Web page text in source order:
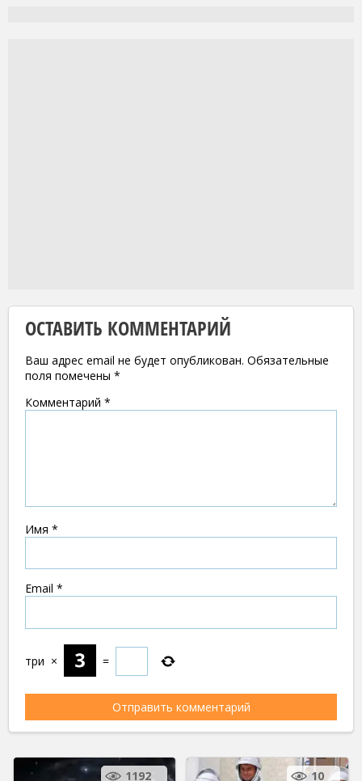
ОСТАВИТЬ КОММЕНТАРИЙ
Ваш адрес email не будет опубликован. Обязательные
поля помечены *
Комментарий *
Имя *
Email *
три × =
1192 10